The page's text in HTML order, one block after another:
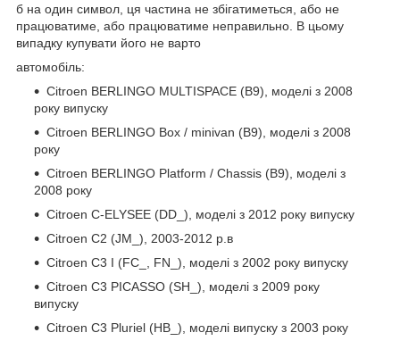
б на один символ, ця частина не збігатиметься, або не
працюватиме, або працюватиме неправильно. В цьому
випадку купувати його не варто
автомобіль:
Citroen BERLINGO MULTISPACE (B9), моделі з 2008
року випуску
Citroen BERLINGO Box / minivan (B9), моделі з 2008
року
Citroen BERLINGO Platform / Chassis (B9), моделі з
2008 року
Citroen C-ELYSEE (DD_), моделі з 2012 року випуску
Citroen C2 (JM_), 2003-2012 р.в
Citroen C3 I (FC_, FN_), моделі з 2002 року випуску
Citroen C3 PICASSO (SH_), моделі з 2009 року
випуску
Citroen C3 Pluriel (HB_), моделі випуску з 2003 року